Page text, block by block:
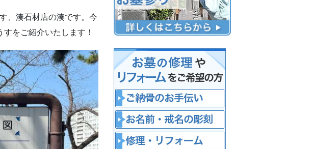
、湊石材店の湊です。今
をご紹介いたします！